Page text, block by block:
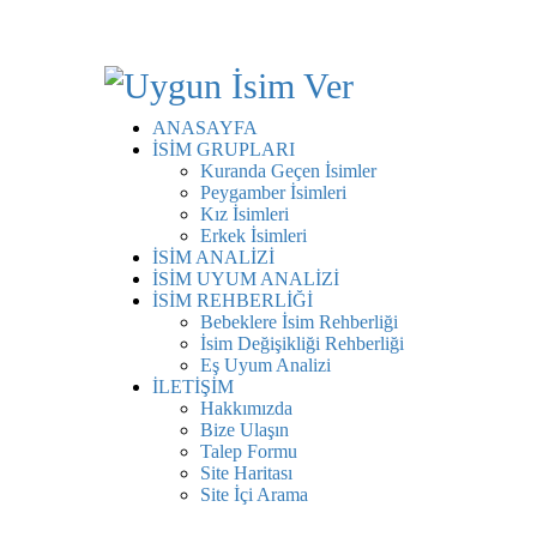
ANASAYFA
İSİM GRUPLARI
Kuranda Geçen İsimler
Peygamber İsimleri
Kız İsimleri
Erkek İsimleri
İSİM ANALİZİ
İSİM UYUM ANALİZİ
İSİM REHBERLİĞİ
Bebeklere İsim Rehberliği
İsim Değişikliği Rehberliği
Eş Uyum Analizi
İLETİŞİM
Hakkımızda
Bize Ulaşın
Talep Formu
Site Haritası
Site İçi Arama